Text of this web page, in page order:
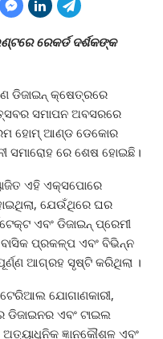
ରେକର୍ଡ ଦର୍ଶକଙ୍କ
ଡିଜାଇନ୍ କ୍ଷେତ୍ରରେ
ସମାପନ ଅବସରରେ
ହୋମ୍ ଆଣ୍ଡ ଡେକୋର
ସମାରୋହ ରେ ଶେଷ ହୋଇଛି।
ଏହି ଏକ୍ସପୋରେ
ଯେଉଁଥିରେ ଘର
ଏବଂ ଡିଜାଇନ୍ ପ୍ରେମୀ
ପ୍ରକଳ୍ପ ଏବଂ ବିଭିନ୍ନ
ଆଗ୍ରହ ସୃଷ୍ଟି କରିଥିଲା ।
ଯୋଗାଣକାରୀ,
ଏବଂ ଟାଇଲ
ଜ୍ଞାନକୌଶଳ ଏବଂ